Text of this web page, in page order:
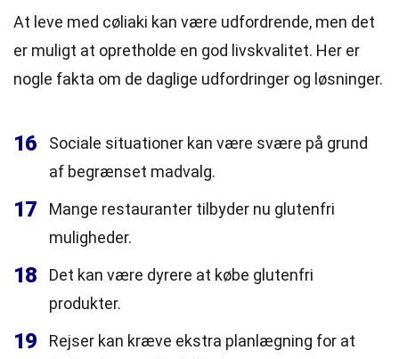
At leve med cøliaki kan være udfordrende, men det
er muligt at opretholde en god livskvalitet. Her er
nogle fakta om de daglige udfordringer og løsninger.
16
Sociale situationer kan være svære på grund
af begrænset madvalg.
17
Mange restauranter tilbyder nu glutenfri
muligheder.
18
Det kan være dyrere at købe glutenfri
produkter.
19
Rejser kan kræve ekstra planlægning for at